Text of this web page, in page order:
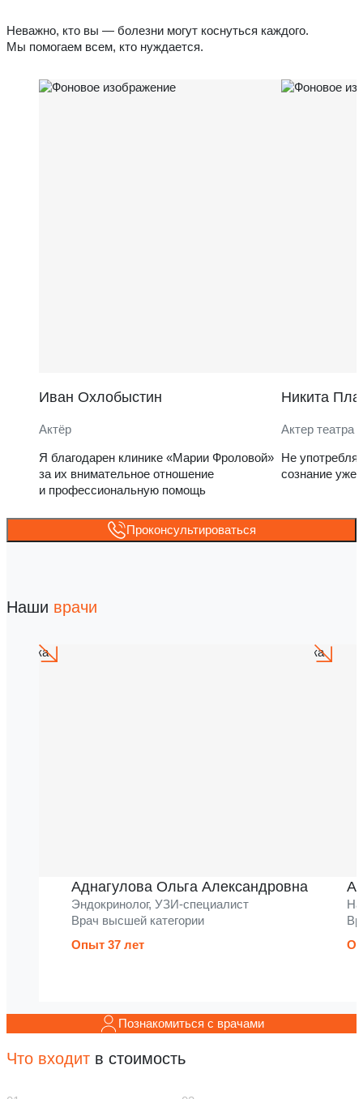
Неважно, кто вы — болезни могут коснуться каждого.
Мы помогаем всем, кто нуждается.
Иван Охлобыстин
Актёр
Я благодарен клинике «Марии Фроловой»
за их внимательное отношение
и профессиональную помощь
Никита
Актер театра
Не
сознание уже
Проконсультироваться
Наши врачи
Аднагулова Ольга Александровна
Эндокринолог, УЗИ-специалист
Врач высшей категории
Опыт 37 лет
Познакомиться с врачами
Что входит в стоимость